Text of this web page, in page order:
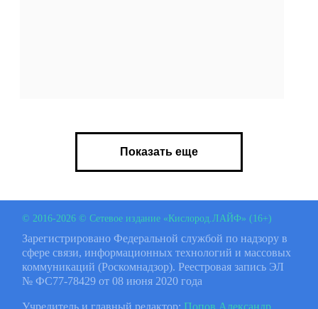
Показать еще
© 2016-2026 © Сетевое издание «Кислород.ЛАЙФ» (16+)
Зарегистрировано Федеральной службой по надзору в
сфере связи, информационных технологий и массовых
коммуникаций (Роскомнадзор). Реестровая запись ЭЛ
№ ФС77-78429 от 08 июня 2020 года
Учредитель и главный редактор: Попов Александр